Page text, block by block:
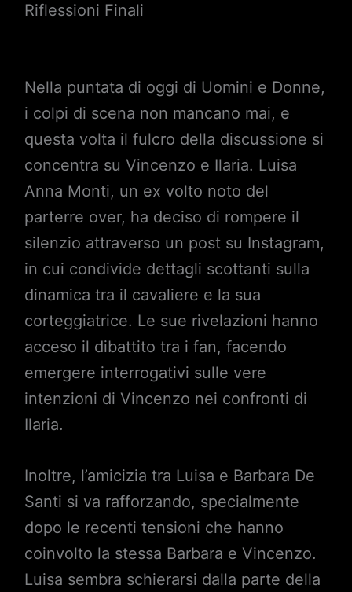
Riflessioni Finali
Nella puntata di oggi di Uomini e Donne,
i colpi di scena non mancano mai, e
questa volta il fulcro della discussione si
concentra su Vincenzo e Ilaria. Luisa
Anna Monti, un ex volto noto del
parterre over, ha deciso di rompere il
silenzio attraverso un post su Instagram,
in cui condivide dettagli scottanti sulla
dinamica tra il cavaliere e la sua
corteggiatrice. Le sue rivelazioni hanno
acceso il dibattito tra i fan, facendo
emergere interrogativi sulle vere
intenzioni di Vincenzo nei confronti di
Ilaria.
Inoltre, l’amicizia tra Luisa e Barbara De
Santi si va rafforzando, specialmente
dopo le recenti tensioni che hanno
coinvolto la stessa Barbara e Vincenzo.
Luisa sembra schierarsi dalla parte della